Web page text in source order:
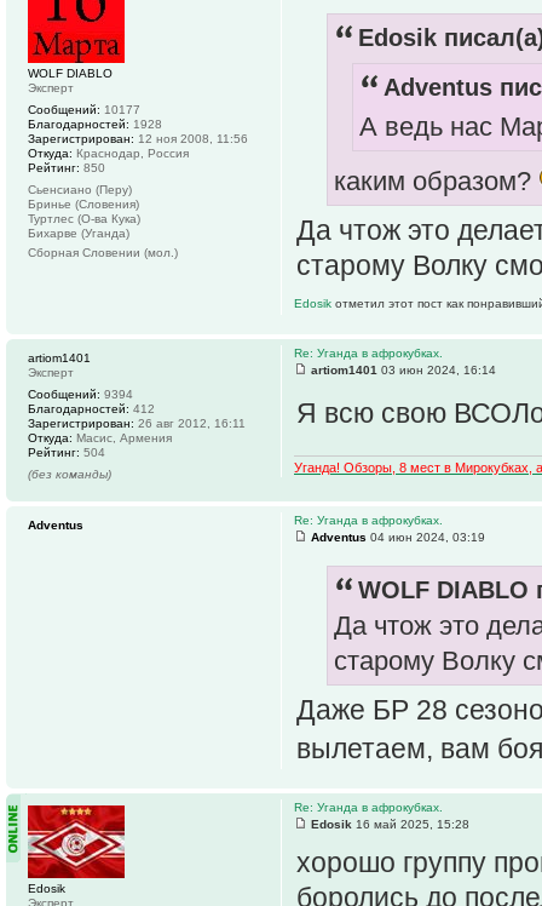
Edosik
Adventus
А ведь нас
каким образом?
Да чтож это
старому Волку
Edosik отметил этот пост как
WOLF DIABLO
Эксперт
Сообщений: 10177
Благодарностей: 1928
Зарегистрирован: 12 ноя 2008, 11:56
Откуда: Краснодар, Россия
Рейтинг: 850
Сьенсиано (Перу)
Бринье (Словения)
Туртлес (О-ва Кука)
Бихарве (Уганда)
Сборная Словении (мол.)
Re: Уганда в афрокубках.
artiom1401 03 июн 2024, 16:14
Я всю свою
Уганда! Обзоры, 8 мест в Мирокубках,
artiom1401
Эксперт
Сообщений: 9394
Благодарностей: 412
Зарегистрирован: 26 авг 2012, 16:11
Откуда: Масис, Армения
Рейтинг: 504
(без команды)
Re: Уганда в афрокубках.
Adventus 04 июн 2024, 03:19
WOLF DIABLO
Да чтож это
старому Волку
Даже БР 28
вылетаем, вам
Adventus
Re: Уганда в афрокубках.
Edosik 16 май 2025, 15:28
хорошо группу
боролись до
Edosik
Эксперт